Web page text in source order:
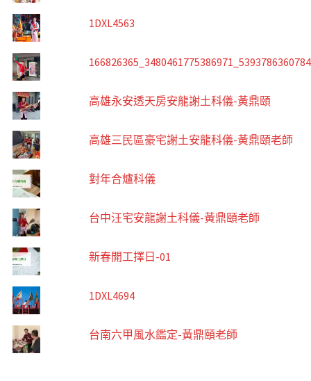
1DXL4563
高雄永安透天房安龍謝土科儀-黃鼎頤
高雄三民區豪宅謝土安龍科儀-黃鼎頤老師
對年合爐科儀
台中汪宅安龍謝土科儀-黃鼎頤老師
新春開工擇日-01
1DXL4694
台南六甲風水鑑定-黃鼎頤老師